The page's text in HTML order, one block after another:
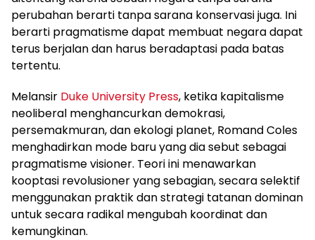
perubahan berarti tanpa sarana konservasi juga. Ini
berarti pragmatisme dapat membuat negara dapat
terus berjalan dan harus beradaptasi pada batas
tertentu.
Melansir Duke University Press, ketika kapitalisme
neoliberal menghancurkan demokrasi,
persemakmuran, dan ekologi planet, Romand Coles
menghadirkan mode baru yang dia sebut sebagai
pragmatisme visioner. Teori ini menawarkan
kooptasi revolusioner yang sebagian, secara selektif
menggunakan praktik dan strategi tatanan dominan
untuk secara radikal mengubah koordinat dan
kemungkinan.